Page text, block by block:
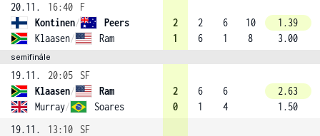
20.11.
16:40
F
Kontinen/
Peers
Klaasen/ Ram
2
1
2
6
6
1
10
8
1.39
3.00
semifinále
19.11. 20:05
SF
Klaasen/
Ram
Murray/ Soares
2
0
6
1
6
4
2.63
1.50
19.11.
13:10
SF